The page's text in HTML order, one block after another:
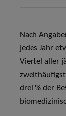
Nach
jedes Jahr
Viertel aller
drei % der